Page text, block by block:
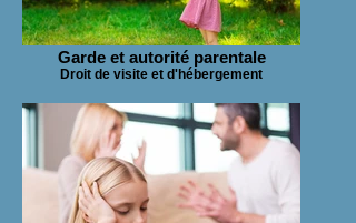
Garde et autorité parentale
Droit de visite et d'hébergement